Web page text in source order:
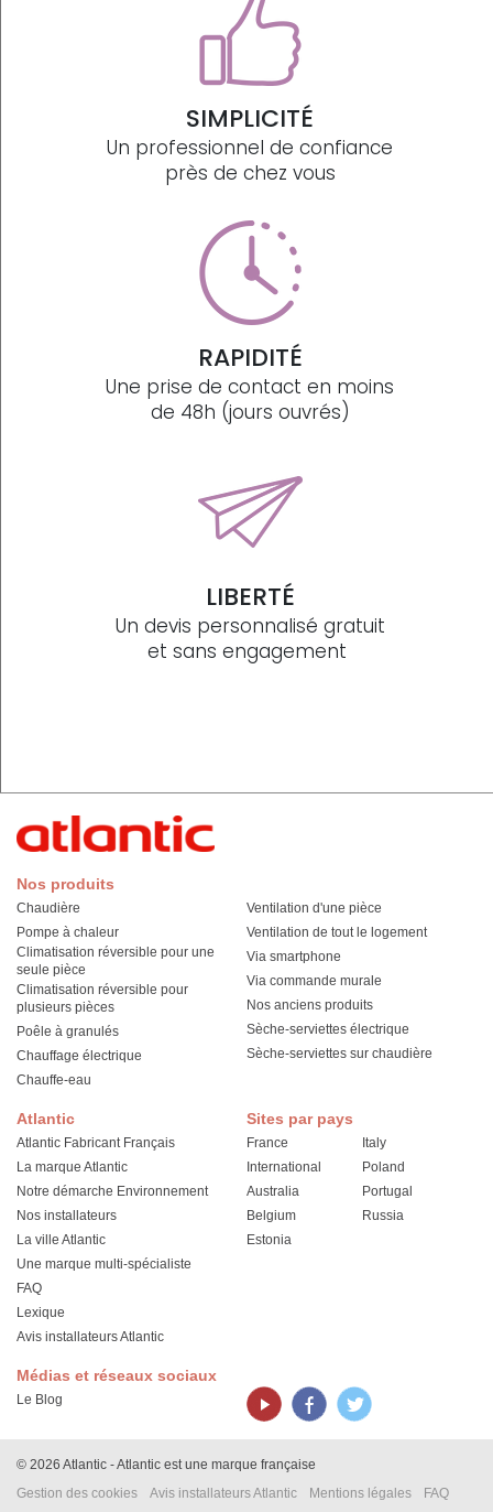
SIMPLICITÉ
Un professionnel de confiance
près de chez vous
RAPIDITÉ
Une prise de contact en moins
de 48h (jours ouvrés)
LIBERTÉ
Un devis personnalisé gratuit
et sans engagement
Atlantic
Atlantic Fabricant Français
La marque Atlantic
Notre démarche Environnement
Nos installateurs
La ville Atlantic
Une marque multi-spécialiste
FAQ
Lexique
Avis installateurs Atlantic
Nos produits
Chaudière
Pompe à chaleur
Climatisation réversible pour une
seule pièce
Climatisation réversible pour
plusieurs pièces
Poêle à granulés
Chauffage électrique
Chauffe-eau
Ventilation d'une pièce
Ventilation de tout le logement
Via smartphone
Via commande murale
Nos anciens produits
Sèche-serviettes électrique
Sèche-serviettes sur chaudière
Sites par pays
France
International
Australia
Belgium
Estonia
Italy
Poland
Portugal
Russia
Médias et réseaux sociaux
Le Blog
© 2026 Atlantic - Atlantic est une marque française
Gestion des cookies
Avis installateurs Atlantic Mentions légales FAQ